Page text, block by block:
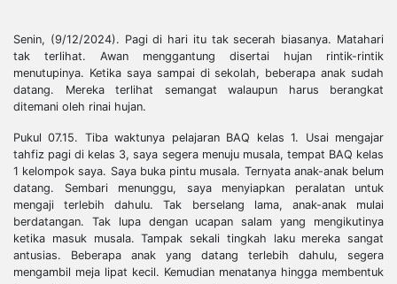
Senin, (9/12/2024). Pagi di hari itu tak secerah biasanya. Matahari
tak terlihat. Awan menggantung disertai hujan rintik-rintik
menutupinya. Ketika saya sampai di sekolah, beberapa anak sudah
datang. Mereka terlihat semangat walaupun harus berangkat
ditemani oleh rinai hujan.
Pukul 07.15. Tiba waktunya pelajaran BAQ kelas 1. Usai mengajar
tahfiz pagi di kelas 3, saya segera menuju musala, tempat BAQ kelas
1 kelompok saya. Saya buka pintu musala. Ternyata anak-anak belum
datang. Sembari menunggu, saya menyiapkan peralatan untuk
mengaji terlebih dahulu. Tak berselang lama, anak-anak mulai
berdatangan. Tak lupa dengan ucapan salam yang mengikutinya
ketika masuk musala. Tampak sekali tingkah laku mereka sangat
antusias. Beberapa anak yang datang terlebih dahulu, segera
mengambil meja lipat kecil. Kemudian menatanya hingga membentuk